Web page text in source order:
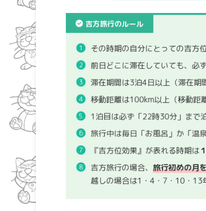
吉方旅行のルール
その時期の自分にとっての吉方
前日どこに滞在していても、必
滞在期間は3泊4日以上（滞在期
移動距離は100km以上（移動距
1泊目は必ず「22時30分」まで
旅行中は毎日「お風呂」か「温
『吉方位効果』が表れる時期は
吉方旅行の場合、旅行初めの月
越しの場合は1・4・7・10・13